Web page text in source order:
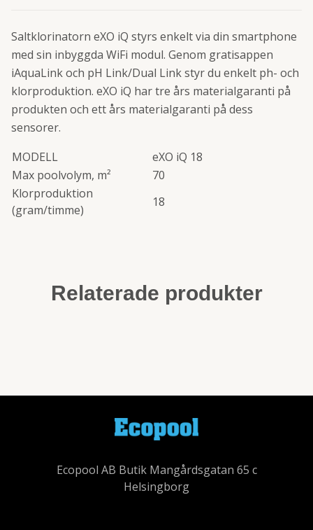
Saltklorinatorn eXO iQ styrs enkelt via din smartphone
med sin inbyggda WiFi modul. Genom gratisappen
iAquaLink och pH Link/Dual Link styr du enkelt ph- och
klorproduktion. eXO iQ har tre års materialgaranti på
produkten och ett års materialgaranti på dess
sensorer.
MODELL
eXO iQ 18
Max poolvolym, m²
70
Klorproduktion
(gram/timme)
18
Relaterade produkter
Ecopool AB Butik Mangårdsgatan 65 c
Helsingborg